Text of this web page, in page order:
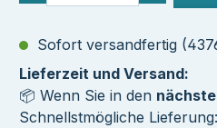
Sofort versandfertig
Lieferzeit und Versand:
📦 Wenn Sie in den
Schnellstmögliche